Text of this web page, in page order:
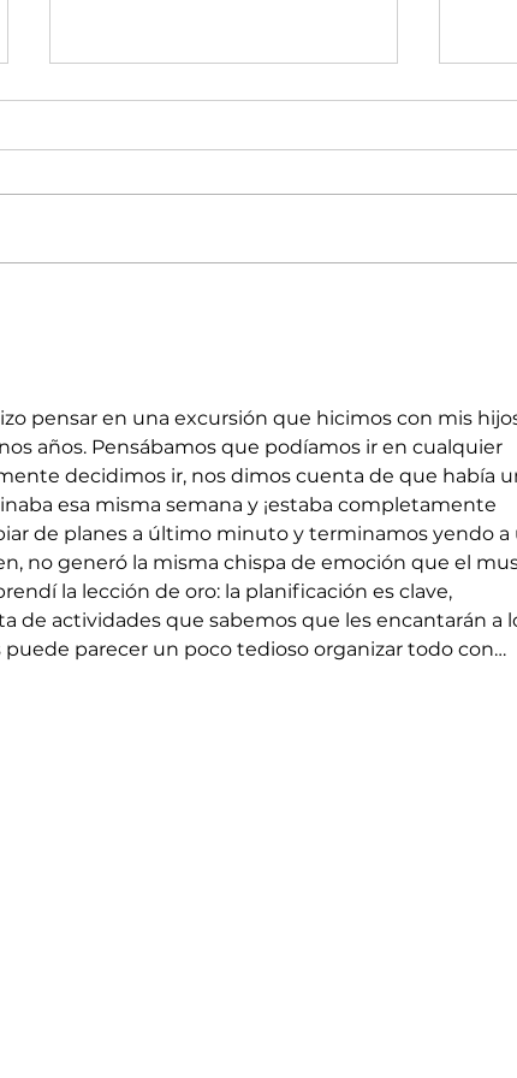
A
EN
pensar en una excursión que hicimos con mis
años. Pensábamos que podíamos ir en cualquier
decidimos ir, nos dimos cuenta de que había
esa misma semana y ¡estaba completamente
de planes a último minuto y terminamos yendo a
no generó la misma chispa de emoción que el
la lección de oro: la planificación es clave,
de actividades que sabemos que les encantarán a
puede parecer un poco tedioso organizar todo con…